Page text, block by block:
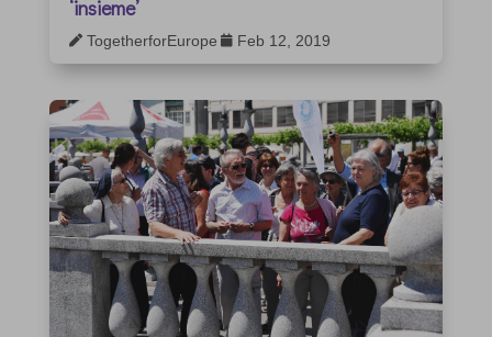
‘insieme’
 TogetherforEurope  Feb 12, 2019